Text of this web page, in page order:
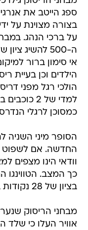
ספג הייטב את
בצורה מצוינת על
על ברכי הנהג.
אי סימון ברור
הילדים וכן בעיית
הולכי רגל מפני
למדי של 2
כמסוכן לרגלי
הסופר מיני השניה
החדשה. אם לשפוט
בציון של 28 נקודות בלבד.
אוויר העלו כי שלד